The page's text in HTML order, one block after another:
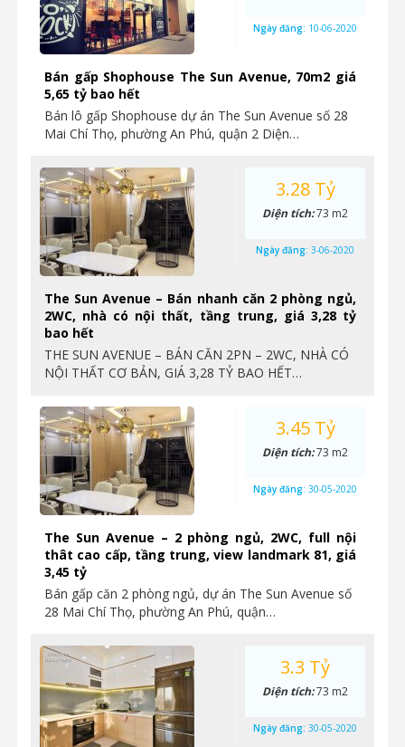
Bán gấp Shophouse The Sun Avenue, 70m2 giá
5,65 tỷ bao hết
Bán lô gấp Shophouse dự án The Sun Avenue số 28
Mai Chí Thọ, phường An Phú, quận 2 Diện…
Ngày đăng: 10-06-2020
The Sun Avenue – Bán nhanh căn 2 phòng ngủ,
2WC, nhà có nội thất, tầng trung, giá 3,28 tỷ
bao hết
THE SUN AVENUE – BÁN CĂN 2PN – 2WC, NHÀ CÓ
NỘI THẤT CƠ BẢN, GIÁ 3,28 TỶ BAO HẾT…
3.28 Tỷ
Diện tích:73 m2
Ngày đăng: 3-06-2020
The Sun Avenue – 2 phòng ngủ, 2WC, full nội
thât cao cấp, tầng trung, view landmark 81, giá
3,45 tỷ
Bán gấp căn 2 phòng ngủ, dự án The Sun Avenue số
28 Mai Chí Thọ, phường An Phú, quận…
3.45 Tỷ
Diện tích:73 m2
Ngày đăng: 30-05-2020
3.3 Tỷ
Diện tích:73 m2
Ngày đăng: 30-05-2020